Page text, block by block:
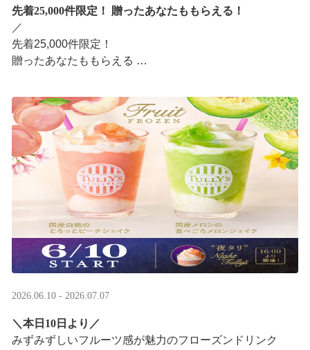
先着25,000件限定！​ 贈ったあなたももらえる！
／ ​
先着25,000件限定！​
贈ったあなたももらえる ​
LINEギフト限定！タリーズデジタルギフト2,000円分を贈
ると、自分も500円分のデジタルギフトがもらえるキャン
ペーンがスタ ···
2026.06.10 - 2026.07.07
＼本日10日より／
みずみずしいフルーツ感が魅力のフローズンドリンク